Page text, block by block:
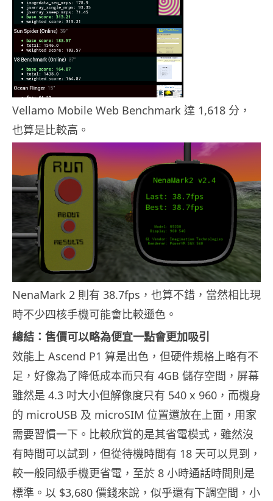
Vellamo Mobile Web Benchmark 達 1,618 分，
也算是比較高。
NenaMark 2 則有 38.7fps，也算不錯，當然相比現
時不少四核手機可能會比較遜色。
總結：售價可以略為便宜一點會更加吸引
效能上 Ascend P1 算是出色，但硬件規格上略有不
足，好像為了降低成本而只有 4GB 儲存空間，屏幕
雖然是 4.3 吋大小但解像度只有 540 x 960，而機身
的 microUSB 及 microSIM 位置還放在上面，用家
需要習慣一下。比較欣賞的是其省電模式，雖然沒
有時間可以試到，但從待機時間有 18 天可以見到，
較一般同級手機更省電，至於 8 小時通話時間則是
標準。以 $3,680 價錢來說，似乎還有下調空間，小